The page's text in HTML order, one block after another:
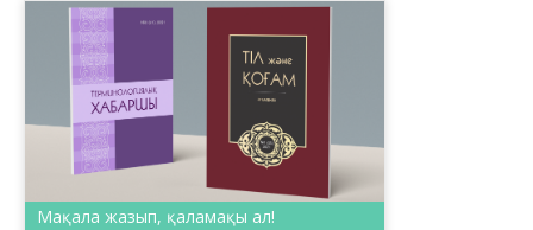
Мақала жазып, қаламақы ал!